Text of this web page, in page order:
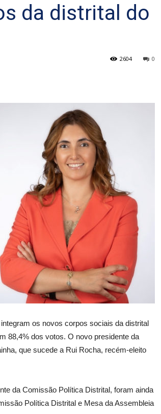
da distrital do
0
2604
os novos corpos sociais da distrital
88,4% dos votos. O novo presidente da
que sucede a Rui Rocha, recém-eleito
da Comissão Política Distrital, foram ainda
Política Distrital e Mesa da Assembleia